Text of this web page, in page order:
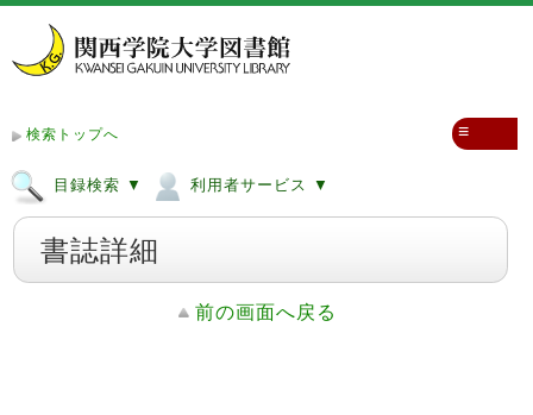
検索トップへ
目録検索 ▼ 利用者サービス ▼
≡
書誌詳細
前の画面へ戻る